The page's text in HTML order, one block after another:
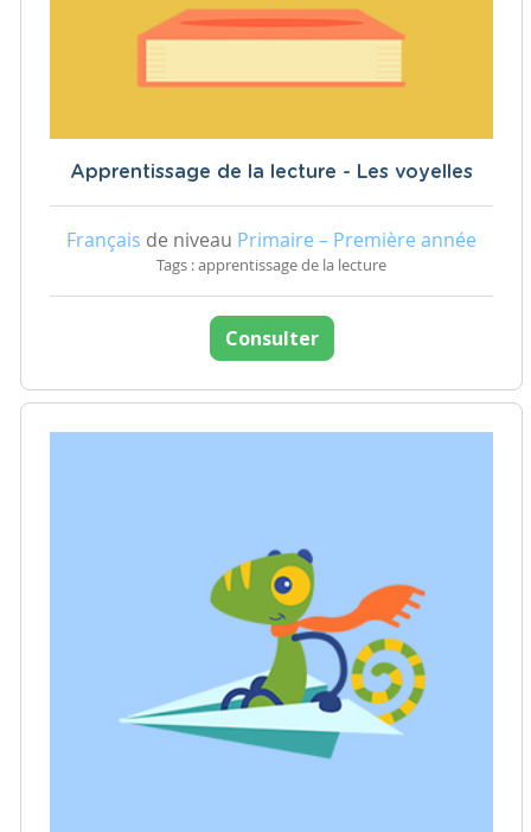
Apprentissage de la lecture - Les voyelles
Français de niveau Primaire – Première année
Tags : apprentissage de la lecture
Consulter